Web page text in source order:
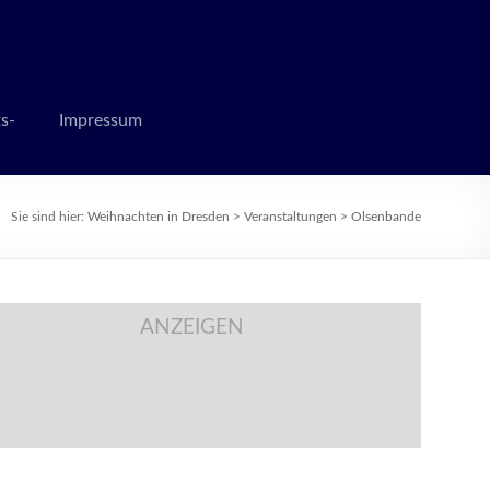
Impressum
Sie sind hier: Weihnachten in Dresden > Veranstaltungen > Olsenbande
ANZEIGEN